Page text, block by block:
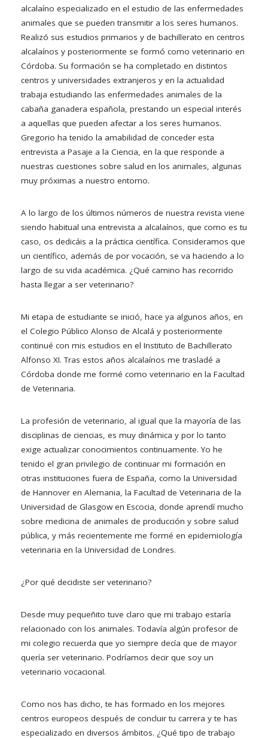
alcalaíno especializado en el estudio de las enfermedades
animales que se pueden transmitir a los seres humanos.
Realizó sus estudios primarios y de bachillerato en centros
alcalaínos y posteriormente se formó como veterinario en
Córdoba. Su formación se ha completado en distintos
centros y universidades extranjeros y en la actualidad
trabaja estudiando las enfermedades animales de la
cabaña ganadera española, prestando un especial interés
a aquellas que pueden afectar a los seres humanos.
Gregorio ha tenido la amabilidad de conceder esta
entrevista a Pasaje a la Ciencia, en la que responde a
nuestras cuestiones sobre salud en los animales, algunas
muy próximas a nuestro entorno.
A lo largo de los últimos números de nuestra revista viene
siendo habitual una entrevista a alcalaínos, que como es tu
caso, os dedicáis a la práctica científica. Consideramos que
un científico, además de por vocación, se va haciendo a lo
largo de su vida académica. ¿Qué camino has recorrido
hasta llegar a ser veterinario?
Mi etapa de estudiante se inició, hace ya algunos años, en
el Colegio Público Alonso de Alcalá y posteriormente
continué con mis estudios en el Instituto de Bachillerato
Alfonso XI. Tras estos años alcalaínos me trasladé a
Córdoba donde me formé como veterinario en la Facultad
de Veterinaria.
La profesión de veterinario, al igual que la mayoría de las
disciplinas de ciencias, es muy dinámica y por lo tanto
exige actualizar conocimientos continuamente. Yo he
tenido el gran privilegio de continuar mi formación en
otras instituciones fuera de España, como la Universidad
de Hannover en Alemania, la Facultad de Veterinaria de la
Universidad de Glasgow en Escocia, donde aprendí mucho
sobre medicina de animales de producción y sobre salud
pública, y más recientemente me formé en epidemiología
veterinaria en la Universidad de Londres.
¿Por qué decidiste ser veterinario?
Desde muy pequeñito tuve claro que mi trabajo estaría
relacionado con los animales. Todavía algún profesor de
mi colegio recuerda que yo siempre decía que de mayor
quería ser veterinario. Podríamos decir que soy un
veterinario vocacional.
Como nos has dicho, te has formado en los mejores
centros europeos después de concluir tu carrera y te has
especializado en diversos ámbitos. ¿Qué tipo de trabajo